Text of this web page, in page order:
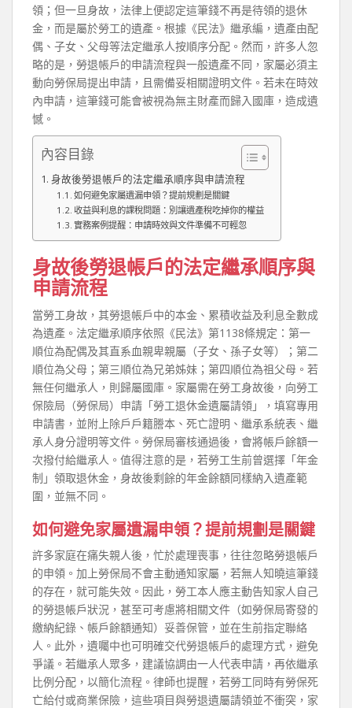
領；但一旦身故，法律上便認定這筆錢不再是待領的退休
金，而是屬於勞工的遺產。根據《民法》繼承編，遺產由配
偶、子女、父母等法定繼承人按順序分配。然而，許多人忽
略的是，勞退帳戶的申請流程與一般遺產不同，家屬必須主
動向勞保局提出申請，且需備妥相關證明文件。若未在時效
內申請，這筆錢可能會被視為無主財產而歸入國庫，造成遺
憾。
內容目錄
身故後勞退帳戶的法定繼承順序與申請流程
如何避免家屬遺漏申領？提前規劃是關鍵
收益與利息的課稅問題：別讓遺產稅吃掉你的權益
實務案例提醒：申請時效與文件準備不可輕忽
身故後勞退帳戶的法定繼承順序與
申請流程
當勞工身故，其勞退帳戶中的本金、累積收益及利息全數成
為遺產。法定繼承順序依照《民法》第1138條規定：第一
順位為配偶及其直系血親卑親屬（子女、孫子女等）；第二
順位為父母；第三順位為兄弟姊妹；第四順位為祖父母。若
無任何繼承人，則歸屬國庫。家屬需在勞工身故後，向勞工
保險局（勞保局）申請「勞工退休金遺屬請領」，填寫專用
申請書，並附上除戶戶籍謄本、死亡證明、繼承系統表、繼
承人身分證明等文件。勞保局審核通過後，會將帳戶餘額一
次撥付給繼承人。值得注意的是，若勞工生前曾選擇「年金
制」領取退休金，身故後剩餘的年金餘額同樣納入遺產範
圍，並無不同。
如何避免家屬遺漏申領？提前規劃是關鍵
許多家庭在痛失親人後，忙於處理喪事，往往忽略勞退帳戶
的申領。加上勞保局不會主動通知家屬，若無人知曉這筆錢
的存在，就可能失效。因此，勞工本人應主動告知家人自己
的勞退帳戶狀況，甚至可考慮將相關文件（如勞保局寄發的
繳納紀錄、帳戶餘額通知）妥善保管，並在生前指定聯絡
人。此外，遺囑中也可明確交代勞退帳戶的處理方式，避免
爭議。若繼承人眾多，建議協調由一人代表申請，再依繼承
比例分配，以簡化流程。律師也提醒，若勞工同時有勞保死
亡給付或商業保險，這些項目與勞退遺屬請領並不衝突，家